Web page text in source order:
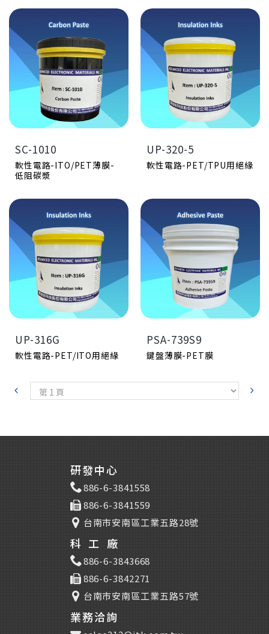
GA-6402E
F
~79
30,000±6,000
140℃/60min
觸控螢幕、軟性電路板
(FPC)用
規格書下載點
銀黃
≦40
H
4B
60,000±10,000
130℃/30min
薄膜開關用-拉伸性銀漿
規格書下載點
GA-668E
銀黑
4B
60,000±10,000
130℃/30min
觸控螢幕用、低温固化
2H
53,000±8,000
130℃/30min
觸控螢幕用- 激光銀漿
40,000±5,000
觸控螢幕用- 激光銀漿
SC-1010
黑色
≦ 18
2B
≧ 90%
40±1
210,000±40,000 (cps)
120℃/30min
軟性電路板與薄膜開關用
規格書下載點
C-1011-6
黑色
≦ 30
48±1
25,000±5,000 (cps)
120℃/30min
生技產品用
規格書下載點
GC-1011-6D
黑色
≦ 2B
≧ 80%
49±1
13,000±5,000 (cps)
≦ 50
120℃/30min
生技產品用
規格書下載點
≦ 50
≧ 90%
50±2
26,000±50,000 (cps)
固化條件oven
建議應用
規格書
烘烤型絕緣
UP-283
透明
F
100/100
~39%
13,000±2,000 (cps)
膜面保護用
規格書下載點
UP-283-3
透明霧面
250VDC 200MΩ
(印刷兩層)
H
100/100
~41%
45,000±5,000 (cps)
120℃/30min
規格書下載點
白色霧面
250VDC 200MΩ
(印刷兩層)
~58%
通用型，絕緣性佳
500VDC 200MΩ
31,000±5,000
120℃/30min
通用型，絕緣性佳
49± 3
4,000 ± 800 (cp)
≧1,500 gf
PET乾膜厚度18 μm~22
μm
1.0wt%~1.5 wt%
加入硬化劑之產品請於加入
6小時內使用完畢
烘箱120℃/80s 或IR隧道
min
觸控螢幕、軟性電路板與薄
膜開關之應用
PSA-739B-5
51 ± 3
5,700 ± 800 (cp)
≧1,500 gf
PET乾膜厚度18 μm~22
1.5 wt%~2.0 wt%
加入硬化劑之產品請於加入
6小時內使用完畢
烘箱120℃/80s 或IR隧道
min
觸控螢幕、軟性電路板與薄
膜開關之應用
PSA-731#4A
5,800 ± 600 (cps)
單劑型產品，無須外加硬化
劑
烘箱120℃/80s 或IR隧道
爐120℃/80s或150℃/1
min
規格書下載
SC-1010
軟性電路-ITO/PET薄膜-
低阻碳漿
UP-320-5
軟性電路-PET/TPU用絕緣
UP-316G
軟性電路-PET/ITO用絕緣
PSA-739S9
鍵盤薄膜-PET膜
研發中心
886-6-3841558
886-6-3841559
台南市安南區工業五路28號
科工廠
886-6-3843668
886-6-3842271
台南市安南區工業五路57號
業務洽詢